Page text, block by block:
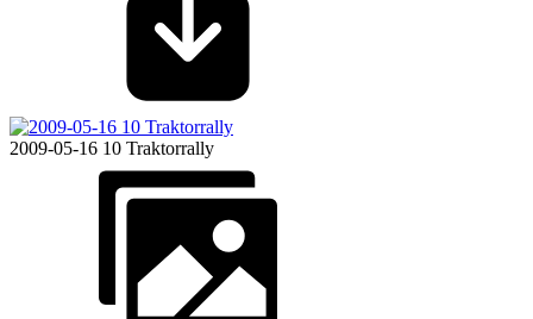
2009-05-16 10 Traktorrally